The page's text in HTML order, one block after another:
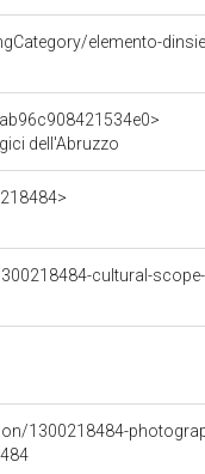
elemento-
dell'Abruzzo
cultural-
1300218484-